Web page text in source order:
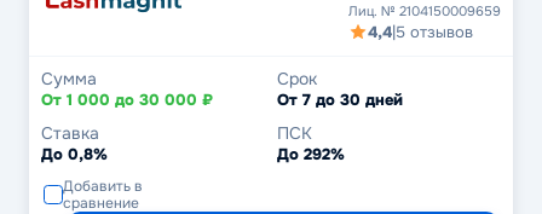
Лиц. № 2104150009659
4,4|5 отзывов
Сумма
От 1 000 до 30 000 ₽
Срок
От 7 до 30 дней
Ставка
До 0,8%
ПСК
До 292%
Добавить в
сравнение